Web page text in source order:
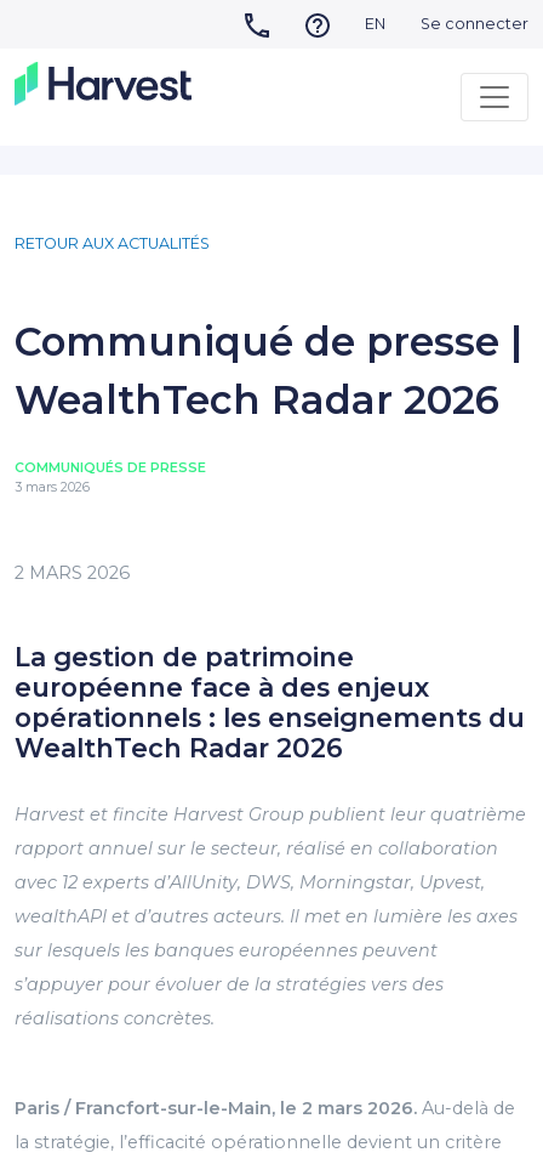
EN Se connecter
RETOUR AUX ACTUALITÉS
Communiqué de presse |
WealthTech Radar 2026
COMMUNIQUÉS DE PRESSE
3 mars 2026
2 MARS 2026
La gestion de patrimoine
européenne face à des enjeux
opérationnels : les enseignements du
WealthTech Radar 2026
Harvest et fincite Harvest Group publient leur quatrième
rapport annuel sur le secteur, réalisé en collaboration
avec 12 experts d’AllUnity, DWS, Morningstar, Upvest,
wealthAPI et d’autres acteurs. Il met en lumière les axes
sur lesquels les banques européennes peuvent
s’appuyer pour évoluer de la stratégies vers des
réalisations concrètes.
Paris / Francfort-sur-le-Main, le 2 mars 2026. Au-delà de
la stratégie, l’efficacité opérationnelle devient un critère